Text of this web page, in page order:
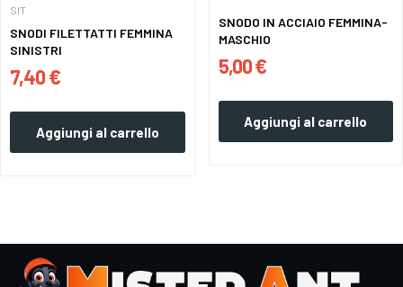
SIT
SNODI FILETTATTI FEMMINA
SINISTRI
7,40 €
Aggiungi al carrello
SNODO IN ACCIAIO FEMMINA-
MASCHIO
5,00 €
Aggiungi al carrello